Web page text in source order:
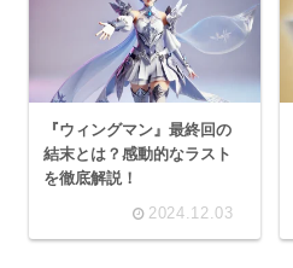
『ウィングマン』最終回の
結末とは？感動的なラスト
を徹底解説！
2024.12.03